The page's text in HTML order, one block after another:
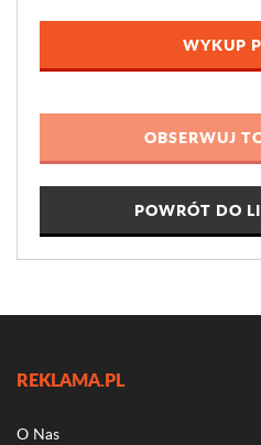
WYKUP
POWRÓT DO
REKLAMA.PL
O Nas